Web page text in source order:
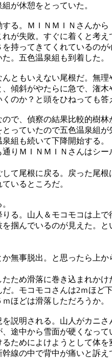
が休憩をとっていた。
る。ＭＩＮＭＩＮさんか
が失敗。すぐに着くと考
持ってきてくれているの
。五色温泉組も到着した。
ともいえない尾根だ。無
傾斜がやたらに急で、潅
のか？と頭をひねっても
で、偵察の結果比較的樹
っていたので五色温泉組
組も続いて下降開始する。
りＭＩＮＭＩＮさんはシ
て尾根に戻る。戻った尾
いるところだ。
る。山人＆モコモコは上
掴んでいるのが見えた。
無事脱出。と思ったら上
ため滑落に巻き込まれか
。モコモコさんは2ｍほ
ほどは滑落しただろうか。
説明される。山人がカニ
、途中から雪面が硬くなっ
ためによけようとして体
線の中で背中が痛いと訴え